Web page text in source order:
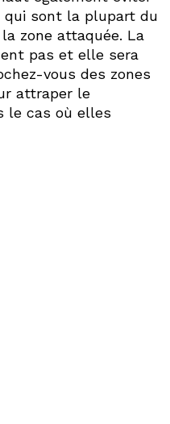
qui sont la plupart du
zone attaquée. La
pas et elle sera
vous des zones
attraper le
le cas où elles